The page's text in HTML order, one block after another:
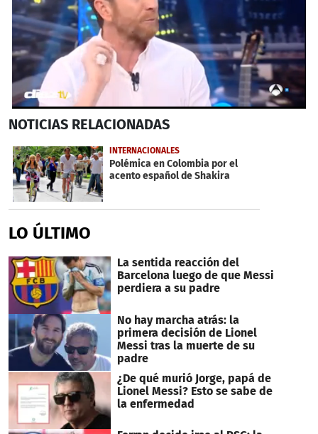
seconds
1
minute,
52
seconds
NOTICIAS RELACIONADAS
INTERNACIONALES
Polémica en Colombia por el
acento español de Shakira
LO ÚLTIMO
La sentida reacción del
Barcelona luego de que Messi
perdiera a su padre
No hay marcha atrás: la
primera decisión de Lionel
Messi tras la muerte de su
padre
¿De qué murió Jorge, papá de
Lionel Messi? Esto se sabe de
la enfermedad